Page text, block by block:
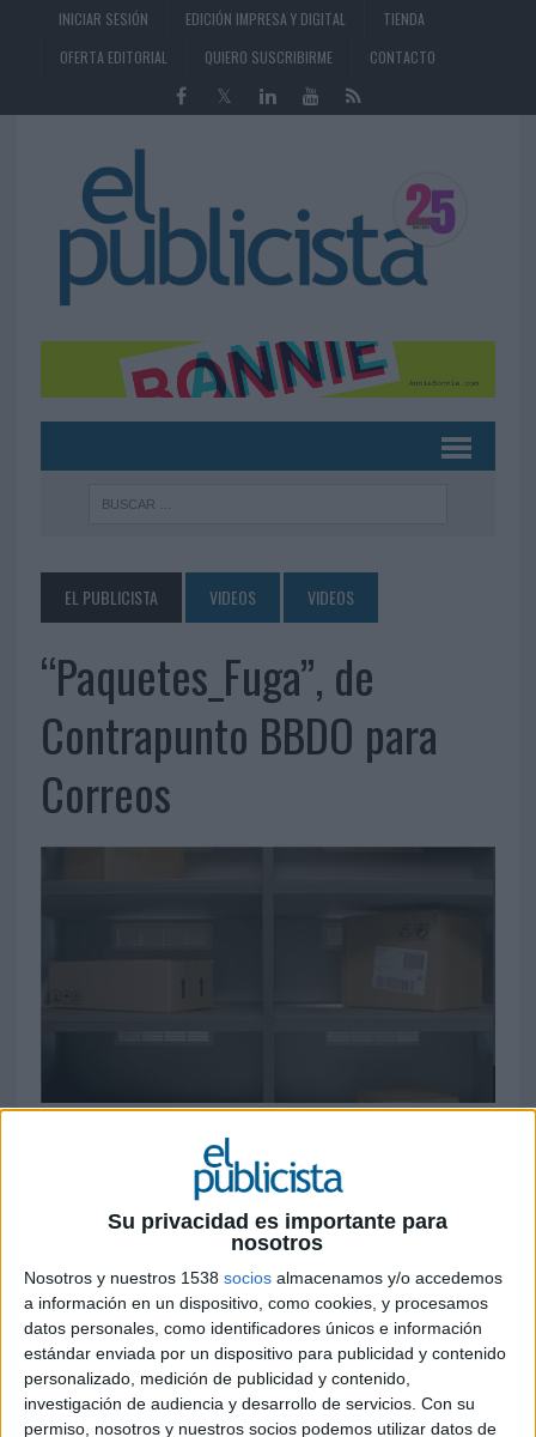
Su privacidad es importante para
nosotros
Nosotros y nuestros 1538 socios almacenamos y/o accedemos
a información en un dispositivo, como cookies, y procesamos
datos personales, como identificadores únicos e información
estándar enviada por un dispositivo para publicidad y contenido
personalizado, medición de publicidad y contenido,
investigación de audiencia y desarrollo de servicios. Con su
permiso, nosotros y nuestros socios podemos utilizar datos de
INICIAR SESIÓN EDICIÓN IMPRESA Y DIGITAL
TIENDA
OFERTA EDITORIAL
QUIERO SUSCRIBIRME CONTACTO
EL PUBLICISTA VIDEOS VIDEOS
“Paquetes_Fuga”, de
Contrapunto BBDO para
Correos
Ficha técnica “Paquetes_Fuga”
Anunciante: Correos
Marca: Correos
Producto: Paquetería